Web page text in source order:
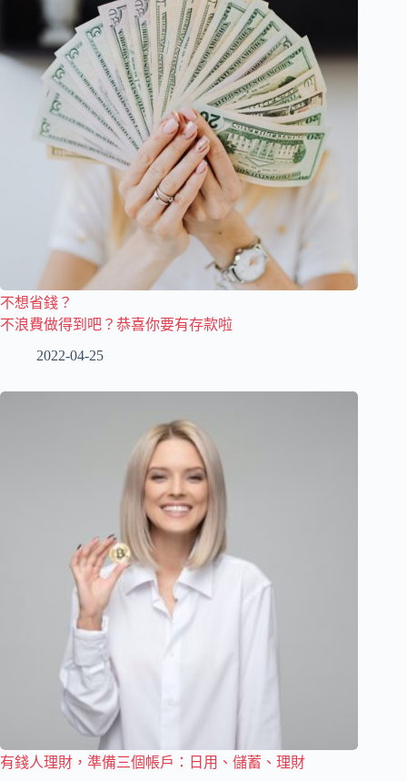
不想省錢？
不浪費做得到吧？恭喜你要有存款啦
2022-04-25
有錢人理財，準備三個帳戶：日用、儲蓄、理財